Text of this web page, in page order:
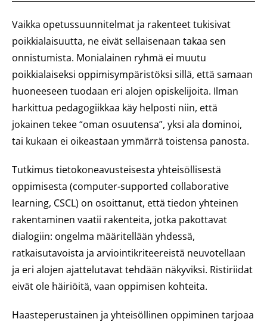
Vaikka opetussuunnitelmat ja rakenteet tukisivat
poikkialaisuutta, ne eivät sellaisenaan takaa sen
onnistumista. Monialainen ryhmä ei muutu
poikkialaiseksi oppimisympäristöksi sillä, että samaan
huoneeseen tuodaan eri alojen opiskelijoita. Ilman
harkittua pedagogiikkaa käy helposti niin, että
jokainen tekee “oman osuutensa”, yksi ala dominoi,
tai kukaan ei oikeastaan ymmärrä toistensa panosta.
Tutkimus tietokoneavusteisesta yhteisöllisestä
oppimisesta (computer-supported collaborative
learning, CSCL) on osoittanut, että tiedon yhteinen
rakentaminen vaatii rakenteita, jotka pakottavat
dialogiin: ongelma määritellään yhdessä,
ratkaisutavoista ja arviointikriteereistä neuvotellaan
ja eri alojen ajattelutavat tehdään näkyviksi. Ristiriidat
eivät ole häiriöitä, vaan oppimisen kohteita.
Haasteperustainen ja yhteisöllinen oppiminen tarjoaa